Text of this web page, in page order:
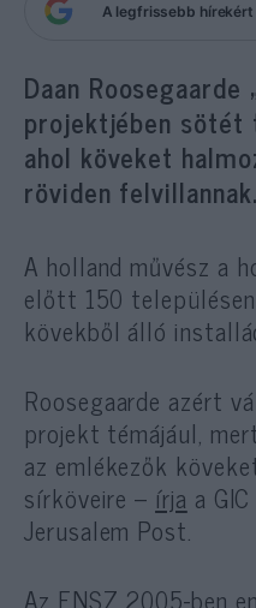
A legfrissebb
Daan
projektjében
ahol köveket
röviden felvillannak.
A holland művész a
előtt 150
kövekből álló
Roosegaarde azért
projekt témájául,
az emlékezők
sírköveire – írja a
Jerusalem Post.
Az ENSZ 2005-ben